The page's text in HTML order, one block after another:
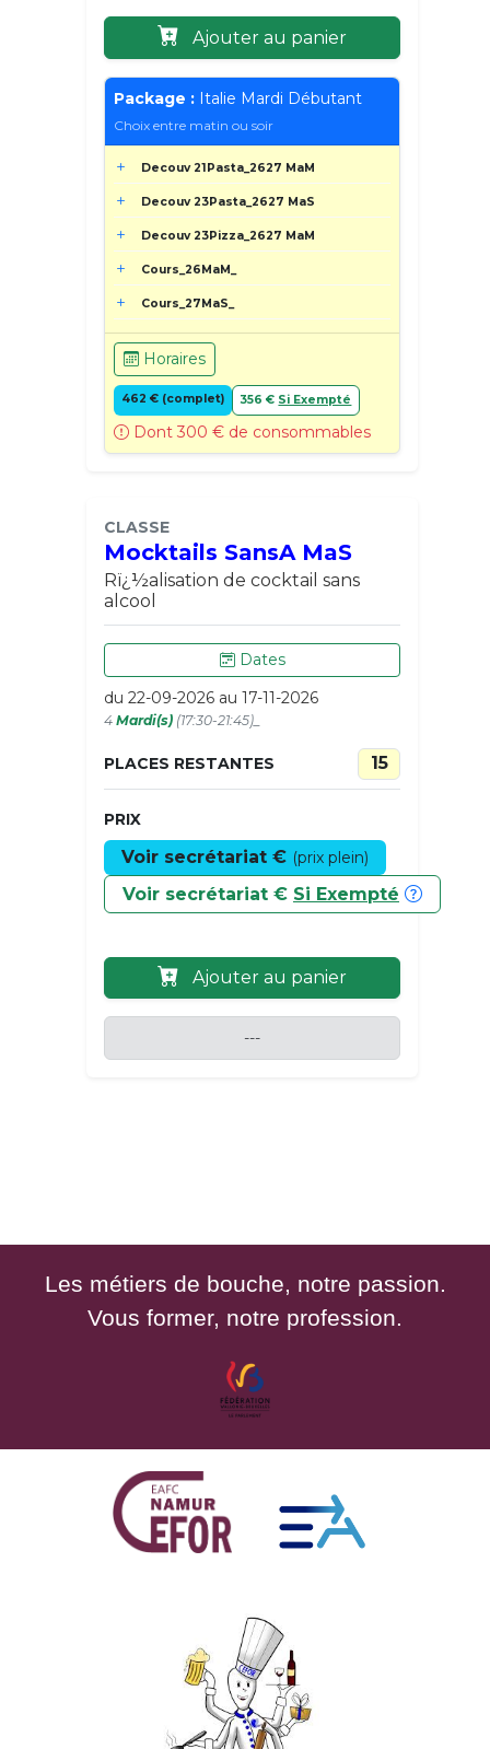
Ajouter au panier
Package : Italie Mardi Débutant
Choix entre matin ou soir
Decouv 21Pasta_2627 MaM
Decouv 23Pasta_2627 MaS
Decouv 23Pizza_2627 MaM
Cours_26MaM_
Cours_27MaS_
Horaires
462 € (complet) 356 € Si Exempté
Dont 300 € de consommables
CLASSE
Mocktails SansA MaS
Rï¿½alisation de cocktail sans
alcool
Dates
du 22-09-2026 au 17-11-2026
4 Mardi(s) (17:30-21:45)_
PLACES RESTANTES 15
PRIX
Voir secrétariat € (prix plein)
Voir secrétariat € Si Exempté
Ajouter au panier
---
Les métiers de bouche, notre passion.
Vous former, notre profession.